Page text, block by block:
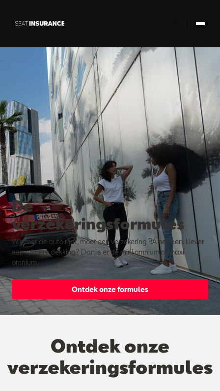
De
verzekeringsformules
Wie met de auto rijdt, moet een verzekering BA hebben. Liever
een ruimere dekking? Dan is er de mini omnium of maxi
omnium.
Ontdek onze formules
Ontdek onze
verzekeringsformules